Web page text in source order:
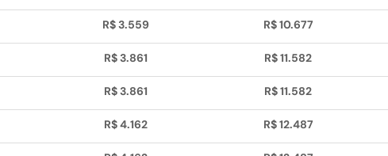
R$ 3.559 R$ 10.677
R$ 3.861 R$ 11.582
R$ 3.861 R$ 11.582
R$ 4.162 R$ 12.487